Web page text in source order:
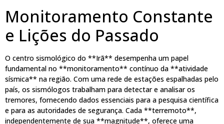
Monitoramento Constante
e Lições do Passado
O centro sismológico do **Irã** desempenha um papel
fundamental no **monitoramento** contínuo da **atividade
sísmica** na região. Com uma rede de estações espalhadas pelo
país, os sismólogos trabalham para detectar e analisar os
tremores, fornecendo dados essenciais para a pesquisa científica
e para as autoridades de segurança. Cada **terremoto**,
independentemente de sua **magnitude**, oferece uma